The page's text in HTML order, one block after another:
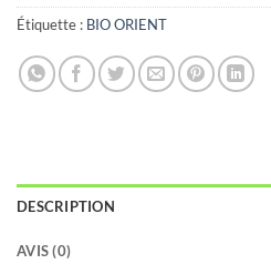
Étiquette : BIO ORIENT
DESCRIPTION
AVIS (0)